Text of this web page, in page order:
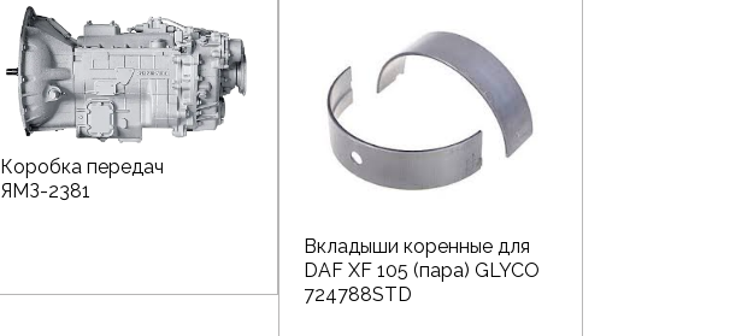
Коробка передач
ЯМЗ-2381
Вкладыши коренные для
DAF XF 105 (пара) GLYCO
724788STD